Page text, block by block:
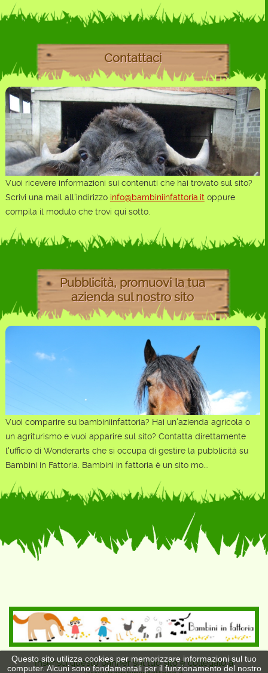
Questo sito utilizza cookies per memorizzare informazioni sul tuo
computer. Alcuni sono fondamentali per il funzionamento del nostro
Contattaci
Vuoi ricevere informazioni sui contenuti che hai trovato sul sito?
Scrivi una mail all'indirizzo info@bambiniinfattoria.itoppure
compila il modulo che trovi qui sotto.
Pubblicità, promuovi la tua
azienda sul nostro sito
Vuoi comparire su bambiniinfattoria? Hai un'azienda agricola o
un agriturismo e vuoi apparire sul sito? Contatta direttamente
l'ufficio di Wonderarts che si occupa di gestire la pubblicità su
Bambini in Fattoria. Bambini in fattoria è un sito mo...
Inserisci questo banner sul tuo sito e collegalo a